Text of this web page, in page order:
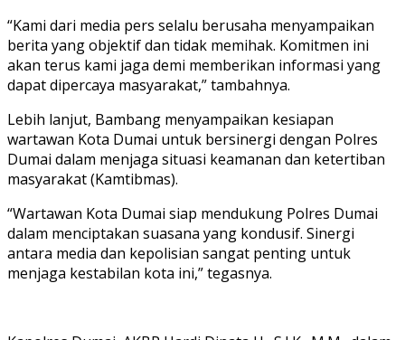
“Kami dari media pers selalu berusaha menyampaikan
berita yang objektif dan tidak memihak. Komitmen ini
akan terus kami jaga demi memberikan informasi yang
dapat dipercaya masyarakat,” tambahnya.
Lebih lanjut, Bambang menyampaikan kesiapan
wartawan Kota Dumai untuk bersinergi dengan Polres
Dumai dalam menjaga situasi keamanan dan ketertiban
masyarakat (Kamtibmas).
“Wartawan Kota Dumai siap mendukung Polres Dumai
dalam menciptakan suasana yang kondusif. Sinergi
antara media dan kepolisian sangat penting untuk
menjaga kestabilan kota ini,” tegasnya.